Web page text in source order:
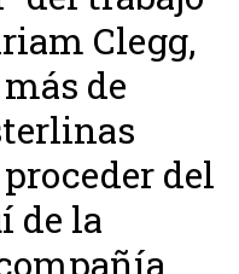
Clegg,
de
del
de la